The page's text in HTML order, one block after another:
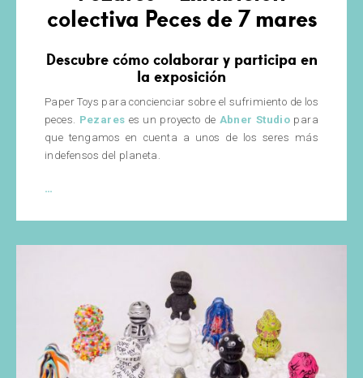
colectiva Peces de 7 mares
Descubre cómo colaborar y participa en
la exposición
Paper Toys para concienciar sobre el sufrimiento de los
peces. Pezares es un proyecto de Abner Studio para
que tengamos en cuenta a unos de los seres más
indefensos del planeta.
…
Exhibición
colectiva
mares